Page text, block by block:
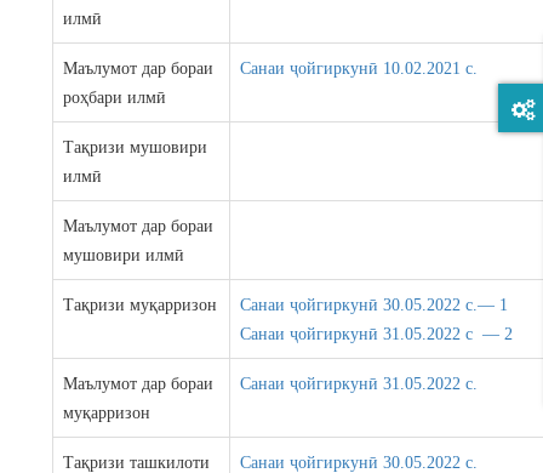
илмӣ
Маълумот дар бораи
роҳбари илмӣ
Санаи ҷойгиркунӣ 10.02.2021 c.
Тақризи мушовири
илмӣ
Маълумот дар бораи
мушовири илмӣ
Тақризи муқарризон
Санаи ҷойгиркунӣ 30.05.2022 c.— 1
Санаи ҷойгиркунӣ 31.05.2022 c — 2
Маълумот дар бораи
муқарризон
Санаи ҷойгиркунӣ 31.05.2022 c.
Тақризи ташкилоти
Санаи ҷойгиркунӣ 30.05.2022 c.